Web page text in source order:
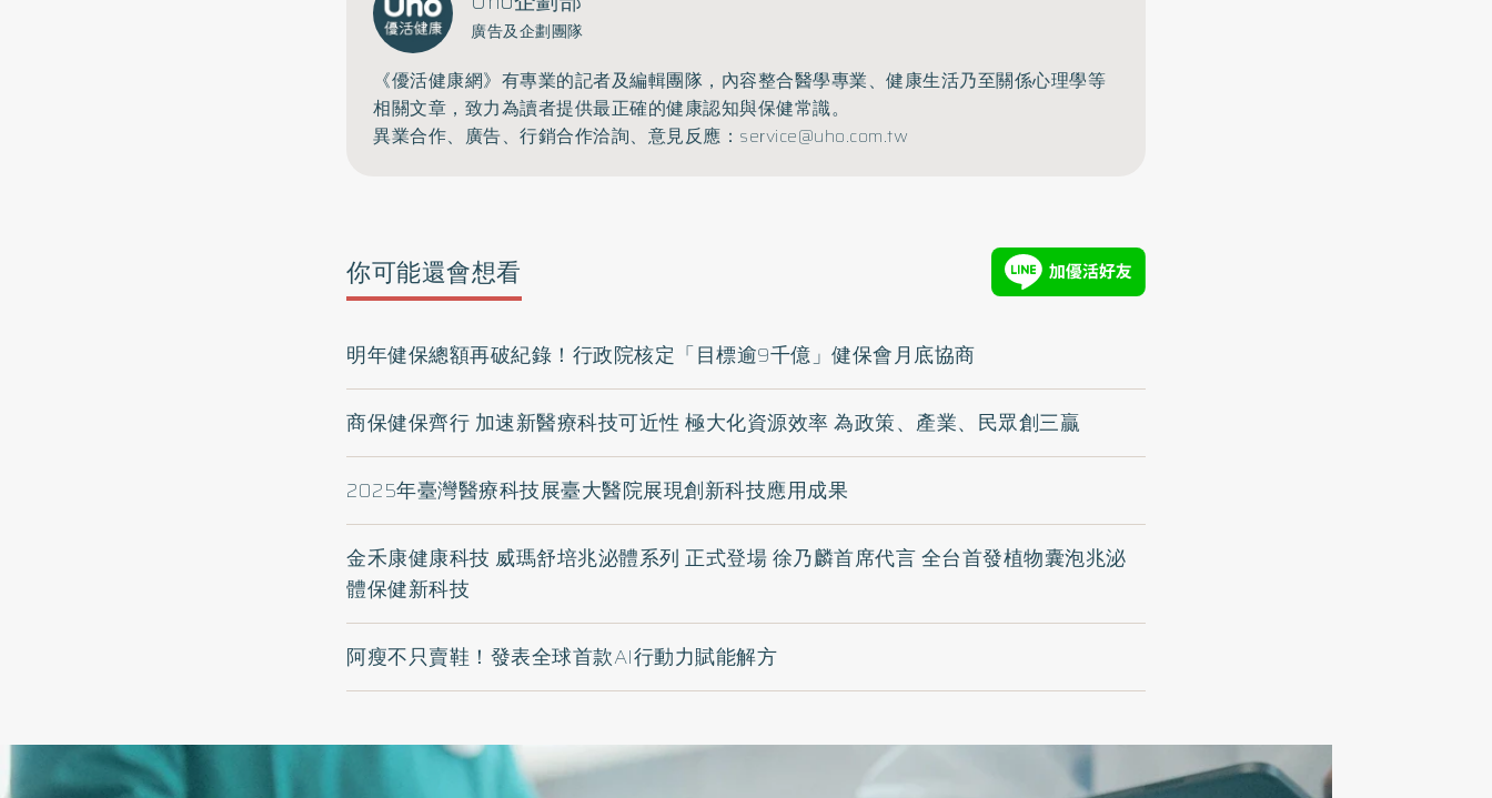
廣告及企劃團隊
《優活健康網》有專業的記者及編輯團隊，內容整合醫學專業、健康生活乃至關係心理學等
相關文章，致力為讀者提供最正確的健康認知與保健常識。
異業合作、廣告、行銷合作洽詢、意見反應： service@uho.com.tw
你可能還會想看
明年健保總額再破紀錄！行政院核定「目標逾9千億」健保會月底協商
商保健保齊行 加速新醫療科技可近性 極大化資源效率 為政策、產業、民眾創三贏
2025年臺灣醫療科技展臺大醫院展現創新科技應用成果
金禾康健康科技 威瑪舒培兆泌體系列 正式登場 徐乃麟首席代言 全台首發植物囊泡兆泌
體保健新科技
阿瘦不只賣鞋！發表全球首款AI行動力賦能解方